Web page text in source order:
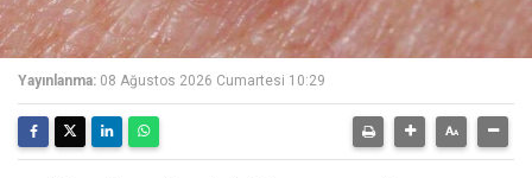
Yayınlanma: 08 Ağustos 2026 Cumartesi 10:29